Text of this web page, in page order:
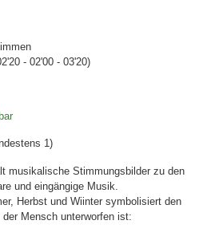
- 02'00 - 03'20)
1)
musikalische Stimmungsbilder zu den
und eingängige Musik.
Herbst und Wiinter symbolisiert den
Mensch unterworfen ist: